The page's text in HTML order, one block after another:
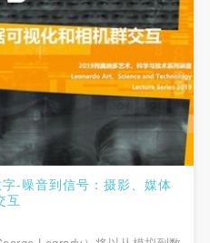
-噪音到信号：摄影、媒体
互